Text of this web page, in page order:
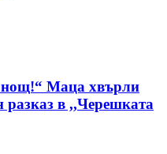
нощ!“ Маца хвърли
разказ в ,,Черешката